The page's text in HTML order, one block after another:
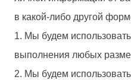
в какой-либо другой
1. Мы будем
выполнения любых
2. Мы будем